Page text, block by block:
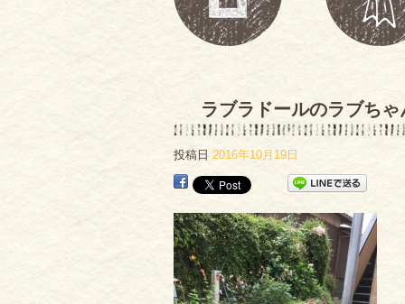
ラブラドールのラブちゃ
投稿日 2016年10月19日